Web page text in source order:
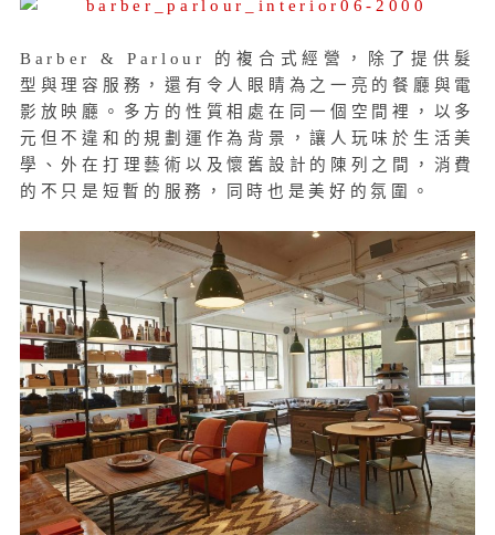
Barber & Parlour 的複合式經營，除了提供髮
型與理容服務，還有令人眼睛為之一亮的餐廳與電
影放映廳。多方的性質相處在同一個空間裡，以多
元但不違和的規劃運作為背景，讓人玩味於生活美
學、外在打理藝術以及懷舊設計的陳列之間，消費
的不只是短暫的服務，同時也是美好的氛圍。